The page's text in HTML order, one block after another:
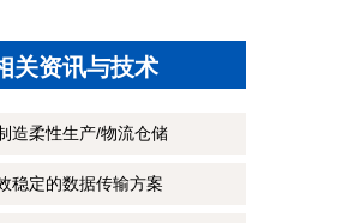
关资讯与技术
造柔性生产/物流仓储
稳定的数据传输方案